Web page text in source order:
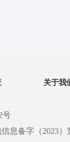
关于我
号
息备字（2023）